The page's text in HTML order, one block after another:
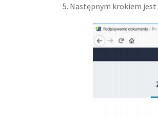
5. Następnym krokiem